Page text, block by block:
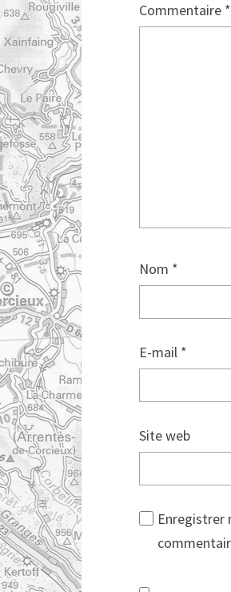
Commentaire *
Nom *
E-mail *
Site web
Enregistrer